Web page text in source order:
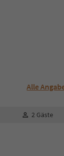
Alle
2 Gäste